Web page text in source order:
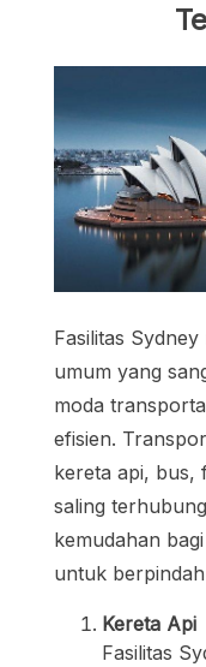
Fasilitas
umum yang
moda
efisien.
kereta api, bus,
saling
kemudahan
untuk
Kereta Api
Fasilitas